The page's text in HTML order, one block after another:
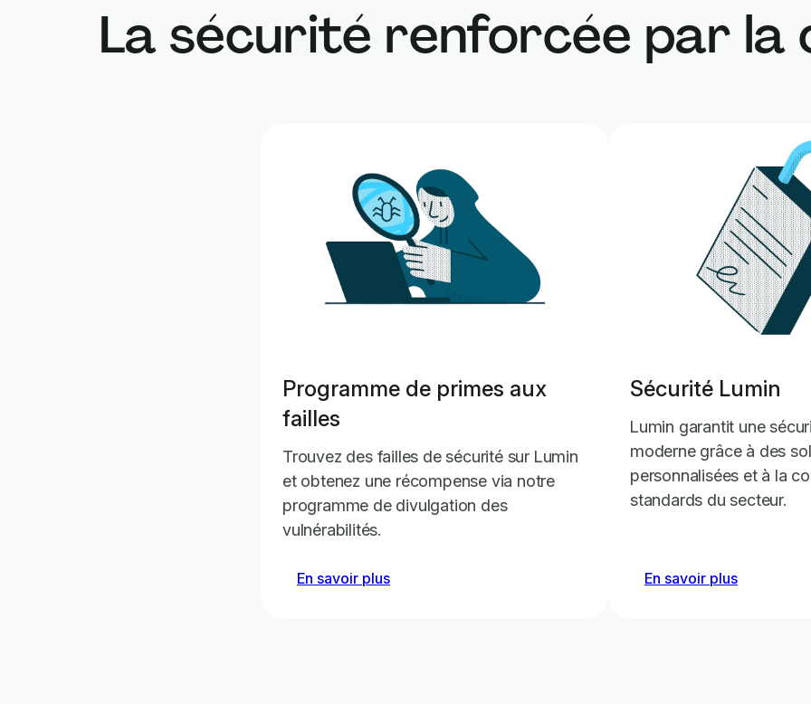
Youssef Hany
A identifié
documents
un
permettant
d’un autre
Yassine Mostaid
A signalé
permettant
signature
via une
A signalé
permettant
espace
de les
l’attaquant.
La sécurité renforcée par la
Programme de primes aux
failles
Trouvez des failles de sécurité sur Lumin
et obtenez une récompense via notre
programme de divulgation des
vulnérabilités.
En savoir plus
Sécurité Lumin
Lumin garantit une
moderne grâce à des
personnalisées et à la
standards du secteur.
En savoir plus